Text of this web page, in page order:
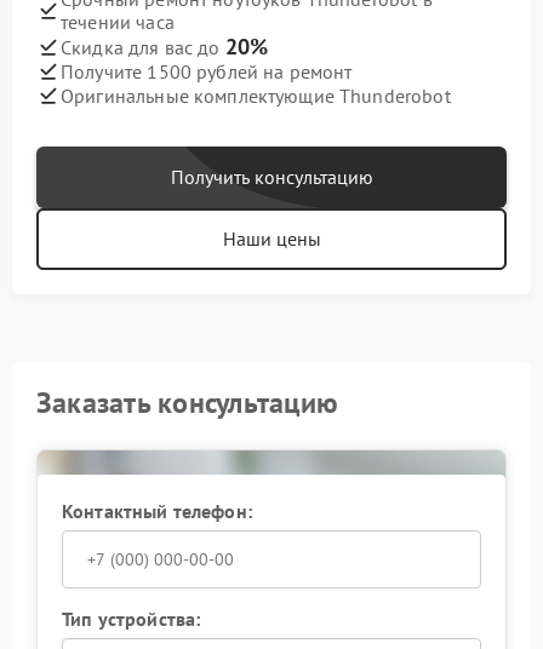
течении часа
Скидка для вас до 20%
Получите 1500 рублей на ремонт
Оригинальные комплектующие Thunderobot
Получить консультацию
Наши цены
Заказать консультацию
Контактный телефон:
Тип устройства: